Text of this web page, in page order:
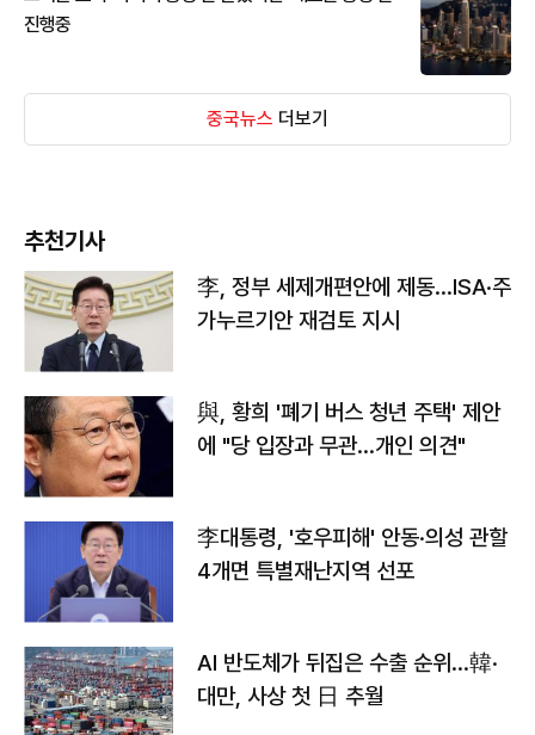
진행중
중국뉴스 더보기
추천기사
李, 정부 세제개편안에 제동…ISA·주
가누르기안 재검토 지시
與, 황희 '폐기 버스 청년 주택' 제안
에 "당 입장과 무관…개인 의견"
李대통령, '호우피해' 안동·의성 관할
4개면 특별재난지역 선포
AI 반도체가 뒤집은 수출 순위…韓·
대만, 사상 첫 日 추월